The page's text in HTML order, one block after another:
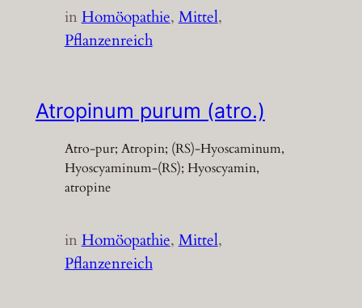
inHomöopathie, Mittel
Pflanzenreich
Atropinum purum (atro.)
Atro-pur; Atropin; (RS)-Hyoscaminum,
Hyoscyaminum-(RS); Hyoscyamin,
atropine
inHomöopathie, Mittel
Pflanzenreich